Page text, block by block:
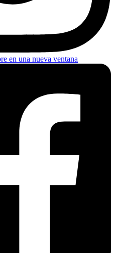
en una nueva ventana